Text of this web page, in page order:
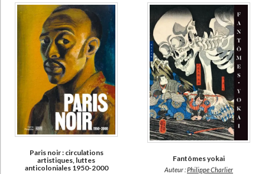
Paris noir : circulations
artistiques, luttes
anticoloniales 1950-2000
Fantômes yokai
Auteur :Philippe Charlier